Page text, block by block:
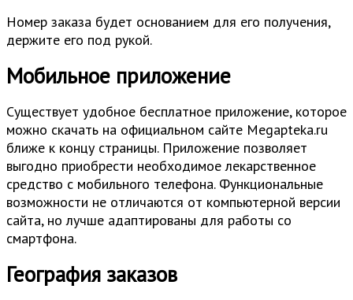
Номер заказа будет основанием для его получения,
держите его под рукой.
Мобильное приложение
Существует удобное бесплатное приложение, которое
можно скачать на официальном сайте Megapteka.ru
ближе к концу страницы. Приложение позволяет
выгодно приобрести необходимое лекарственное
средство с мобильного телефона. Функциональные
возможности не отличаются от компьютерной версии
сайта, но лучше адаптированы для работы со
смартфона.
География заказов